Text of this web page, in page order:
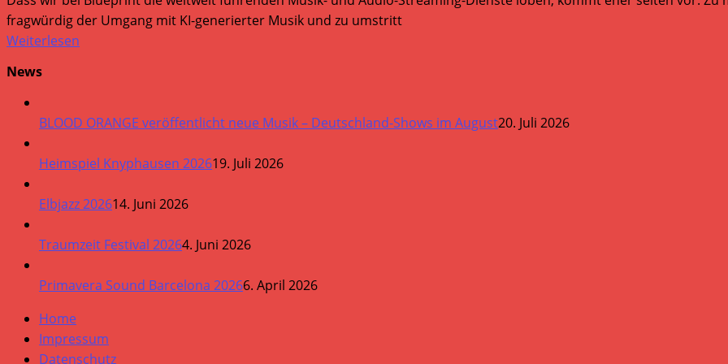
fragwürdig der Umgang mit KI-generierter Musik und zu umstritt
Weiterlesen
News
BLOOD ORANGE veröffentlicht neue Musik – Deutschland-Shows im August20. Juli 2026
Heimspiel Knyphausen 202619. Juli 2026
Elbjazz 202614. Juni 2026
Traumzeit Festival 20264. Juni 2026
Primavera Sound Barcelona 20266. April 2026
Home
Impressum
Datenschutz